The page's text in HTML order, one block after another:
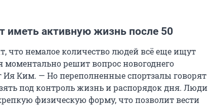
иметь активную жизнь после 50
что немалое количество людей всё еще ищут
моментально решит вопрос новогоднего
Ия Ким. — Но переполненные спортзалы говорят
под контроль жизнь и распорядок дня. Люди
физическую форму, что позволит вести